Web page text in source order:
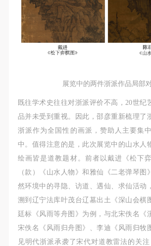
展览中的两件浙派作品局部
既往学术史往往对浙派评价不高，20世纪
品并未受到重视。因此，邵彦重新梳理了
浙派作为全国性的画派，赞助人主要集
中。值得注意的是，此次展览中的山水人
绘画皆是道教题材。前者以戴进《松下
（款）《山水人物》和雅仙《二老弹琴图
然环境中的寻隐、访道、遇仙、求仙活动
溯到辽宁法库叶茂台辽墓出土《深山会棋
廷标《风雨等舟图》为例，与北宋佚名《
宋佚名《风雨归舟图》、李迪《风雨归牧
见明代浙派承袭了宋代对道教雷法的关